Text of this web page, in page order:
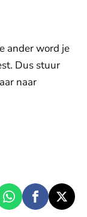
ander word je
Dus stuur
naar
jouw